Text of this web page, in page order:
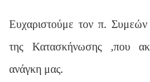
Ευχαριστούμε τον π.
της Κατασκήνωσης ,που
ανάγκη μας.